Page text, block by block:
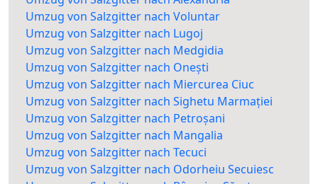
Umzug von Salzgitter nach Voluntar
Umzug von Salzgitter nach Lugoj
Umzug von Salzgitter nach Medgidia
Umzug von Salzgitter nach Onești
Umzug von Salzgitter nach Miercurea Ciuc
Umzug von Salzgitter nach Sighetu Marmației
Umzug von Salzgitter nach Petroșani
Umzug von Salzgitter nach Mangalia
Umzug von Salzgitter nach Tecuci
Umzug von Salzgitter nach Odorheiu Secuiesc